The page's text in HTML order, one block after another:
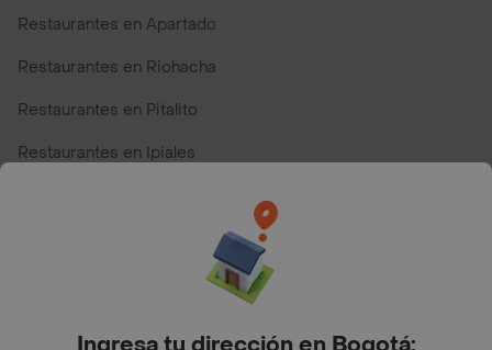
Restaurantes en Apartado
Restaurantes en Riohacha
Restaurantes en Pitalito
Restaurantes en Ipiales
Top Marcas y Cadenas de Restaurantes
Restaurantes cerca de mi para pedir Comida a Domicilio -